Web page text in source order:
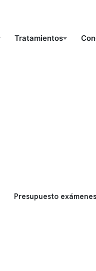
Tratamientos
Presupuesto exámenes